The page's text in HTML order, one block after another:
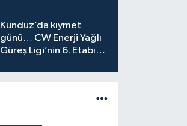
Kunduz’da kıymet
günü… CW Enerji Yağlı
Güreş Ligi’nin 6. Etabı